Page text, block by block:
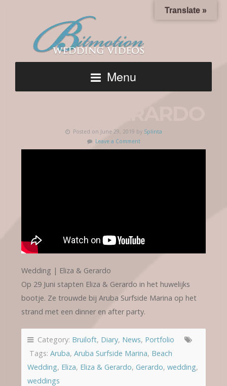
Menu
Posted on June 29, 2019 by Splinta
Leave a Comment
Wedding | Eliza & Gerardo
Op 29 Juni stapten Eliza & Gerardo in het huwelijks
bootje. Ze trouwde bij Aruba Surfside Marina op het
strand met een dinner en after party.
Category: Bruiloft, Diary, News, Portfolio
Tags: Aruba, Aruba Surfside Marina, Beach
Wedding, Eliza, Eliza & Gerardo, Gerardo, wedding,
weddings
Translate »